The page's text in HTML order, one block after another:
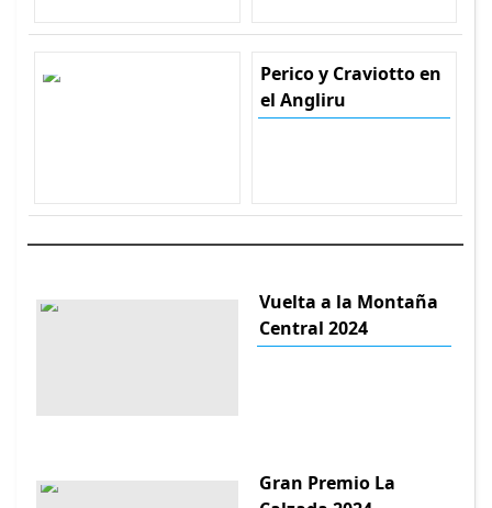
Perico y Craviotto en
el Angliru
Vuelta a la Montaña
Central 2024
Gran Premio La